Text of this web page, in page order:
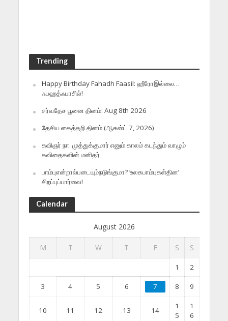
Trending
Happy Birthday Fahadh Faasil: ஹீரோஇல்லை…
ஃபஹத்ஃபாசில்!
சர்வதேச பூனை தினம்: Aug 8th 2026
தேசிய கைத்தறி தினம் (ஆகஸ்ட் 7, 2026)
கவிஞர் நா. முத்துக்குமார் எனும் காலம் கடந்தும் வாழும்
கவிதைகளின் மனிதர்
பாம்புஎன்றால்படையும்நடுங்குமா? ‘உலகபாம்புகள்தின’
சிறப்புப்பார்வை!
Calendar
August 2026
M T W T F S S
1 2
3 4 5 6 7 8 9
10 11 12 13 14
1
5
1
6